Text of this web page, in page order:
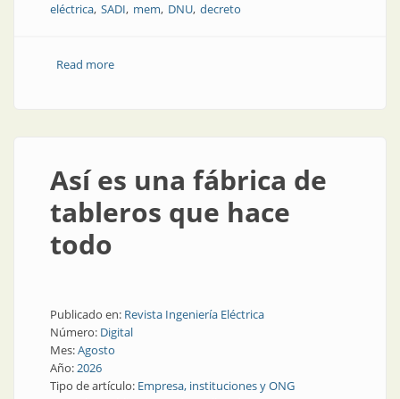
eléctrica SADI mem DNU decreto
Read moreabout Los problemas del sistema eléctrico argentino
Así es una fábrica de
tableros que hace
todo
Publicado en: Revista Ingeniería Eléctrica
Número: Digital
Mes:Agosto
Año:2026
Tipo de artículo: Empresa, instituciones y ONG